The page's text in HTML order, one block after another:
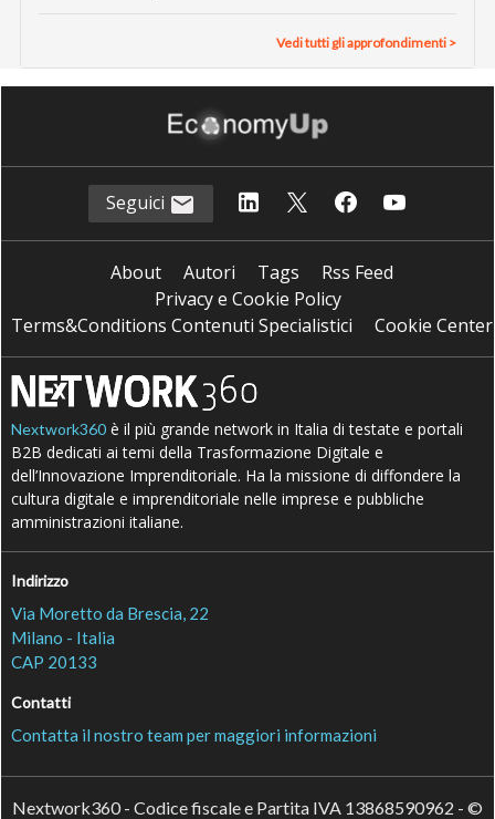
Vedi tutti gli approfondimenti >
Seguici
About Autori Tags
Rss Feed
Privacy e Cookie Policy
Terms&Conditions Contenuti Specialistici
Cookie Center
Nextwork360 è il più grande network in Italia di testate e portali
B2B dedicati ai temi della Trasformazione Digitale e
dell’Innovazione Imprenditoriale. Ha la missione di diffondere la
cultura digitale e imprenditoriale nelle imprese e pubbliche
amministrazioni italiane.
Indirizzo
Via Moretto da Brescia, 22
Milano - Italia
CAP 20133
Contatti
Contatta il nostro team per maggiori informazioni
Nextwork360 - Codice fiscale e Partita IVA 13868590962 - ©